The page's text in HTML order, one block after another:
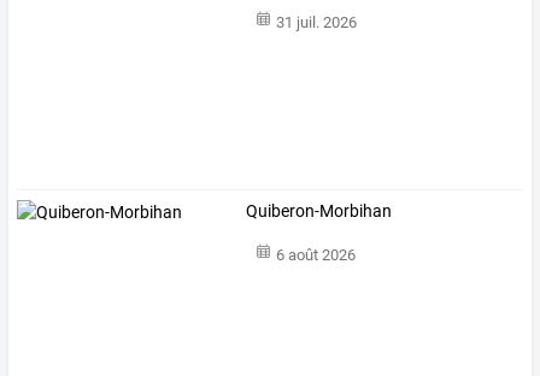
31 juil. 2026
Quiberon-Morbihan
6 août 2026